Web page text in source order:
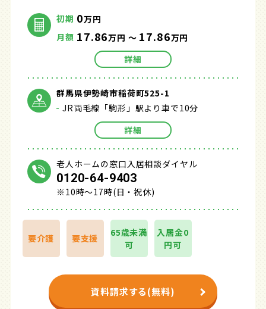
初期 0万円
月額 17.86万円 ～ 17.86万円
詳細
群馬県伊勢崎市稲荷町525-1
JR両毛線「駒形」駅より車で10分
詳細
老人ホームの窓口入居相談ダイヤル
0120-64-9403
※10時～17時(日・祝休)
要介護 要支援
65歳未満
可
入居金0
円可
資料請求する(無料)